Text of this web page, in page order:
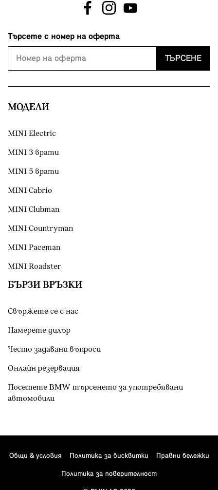
Търсете с номер на оферта
ТЪРСЕНЕ
МОДЕЛИ
MINI Electric
MINI 3 врати
MINI 5 врати
MINI Cabrio
MINI Clubman
MINI Countryman
MINI Paceman
MINI Roadster
БЪРЗИ ВРЪЗКИ
Свържете се с нас
Намерете дилър
Често задавани въпроси
Онлайн резервация
Посетете BMW търсенето за употребявани
автомобили
Общи & условия Политика за бисквитки Правни бележки
Политика за поверителност